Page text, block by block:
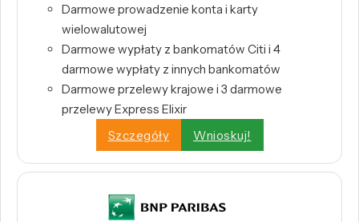
Darmowe prowadzenie konta i karty
wielowalutowej
Darmowe wypłaty z bankomatów Citi i 4
darmowe wypłaty z innych bankomatów
Darmowe przelewy krajowe i 3 darmowe
przelewy Express Elixir
Szczegóły
Wnioskuj!